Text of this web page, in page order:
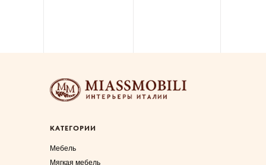
КАТЕГОРИИ
Мебель
Мягкая мебель